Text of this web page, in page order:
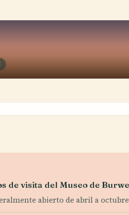
de visita del Museo de
abierto de abril a